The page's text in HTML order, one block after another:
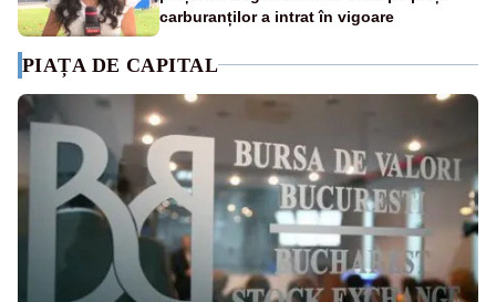
carburanților a intrat în vigoare
PIAȚA DE CAPITAL